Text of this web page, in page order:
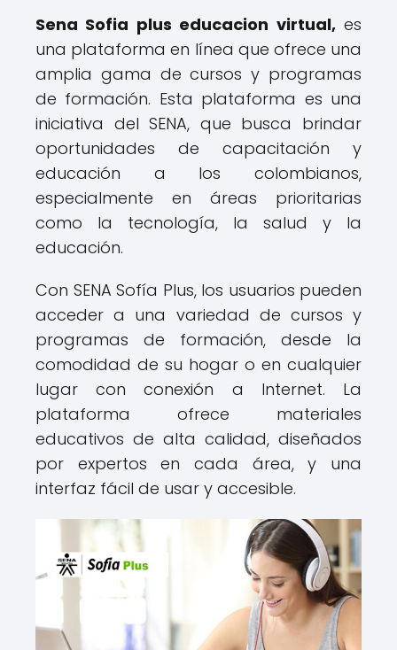
Sena Sofia plus educacion virtual,es
una plataforma en línea que ofrece una
amplia gama de cursos y programas
de formación. Esta plataforma es una
iniciativa del SENA, que busca brindar
oportunidades de capacitación y
educación a los colombianos,
especialmente en áreas prioritarias
como la tecnología, la salud y la
educación.
Con SENA Sofía Plus, los usuarios pueden
acceder a una variedad de cursos y
programas de formación, desde la
comodidad de su hogar o en cualquier
lugar con conexión a Internet. La
plataforma ofrece materiales
educativos de alta calidad, diseñados
por expertos en cada área, y una
interfaz fácil de usar y accesible.